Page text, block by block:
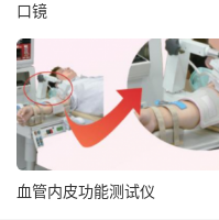
口镜
血管内皮功能测试仪